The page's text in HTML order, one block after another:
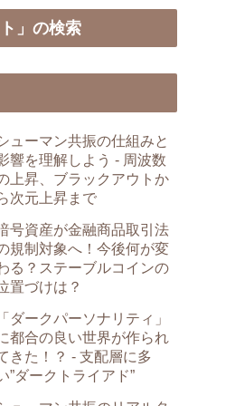
」の検索
ューマン共振の仕組みと
響を理解しよう - 周波数
上昇、ブラックアウトか
次元上昇まで
号資産が金融商品取引法
規制対象へ！今後何が変
る？ステーブルコインの
置づけは？
「ダークパーソナリティ」
都合の良い世界が作られ
きた！？ - 支配層に多
”ダークトライアド”